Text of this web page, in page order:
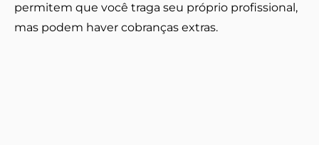
permitem que você traga seu próprio profissional,
mas podem haver cobranças extras.